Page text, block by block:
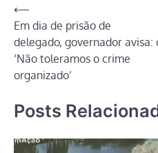
Navegação
de
Post
⟵
Em dia de prisão de
delegado, governador avisa:
‘Não toleramos o crime
organizado’
Posts